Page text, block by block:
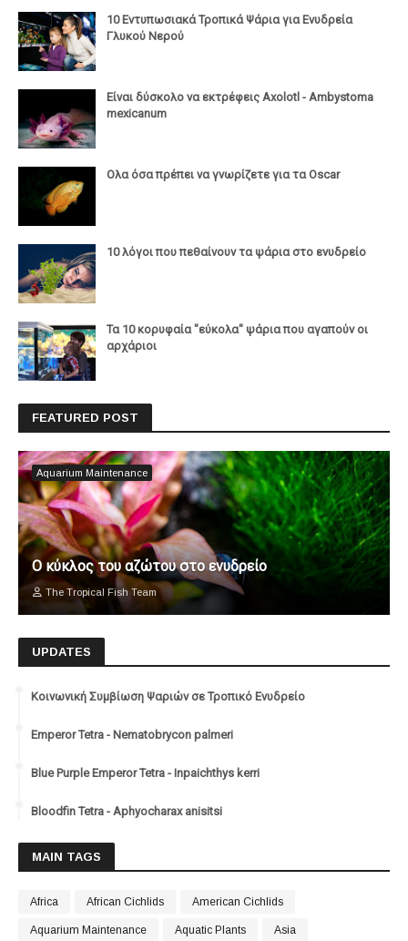
10 Εντυπωσιακά Τροπικά Ψάρια για Ενυδρεία
Γλυκού Νερού
Είναι δύσκολο να εκτρέφεις Axolotl - Ambystoma
mexicanum
Ολα όσα πρέπει να γνωρίζετε για τα Oscar
10 λόγοι που πεθαίνουν τα ψάρια στο ενυδρείο
Τα 10 κορυφαία "εύκολα" ψάρια που αγαπούν οι
αρχάριοι
FEATURED POST
Aquarium Maintenance
Ο κύκλος του αζώτου στο ενυδρείο
The Tropical Fish Team
UPDATES
Κοινωνική Συμβίωση Ψαριών σε Τροπικό Ενυδρείο
Emperor Tetra - Nematobrycon palmeri
Blue Purple Emperor Tetra - Inpaichthys kerri
Bloodfin Tetra - Aphyocharax anisitsi
MAIN TAGS
Africa African Cichlids American Cichlids
Aquarium Maintenance Aquatic Plants Asia